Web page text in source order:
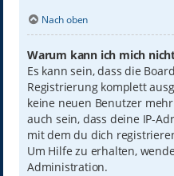
Nach oben
Warum kann ich mich
Es kann sein, dass die
Registrierung komplett
keine neuen Benutzer
auch sein, dass deine IP-
mit dem du dich
Um Hilfe zu erhalten,
Administration.